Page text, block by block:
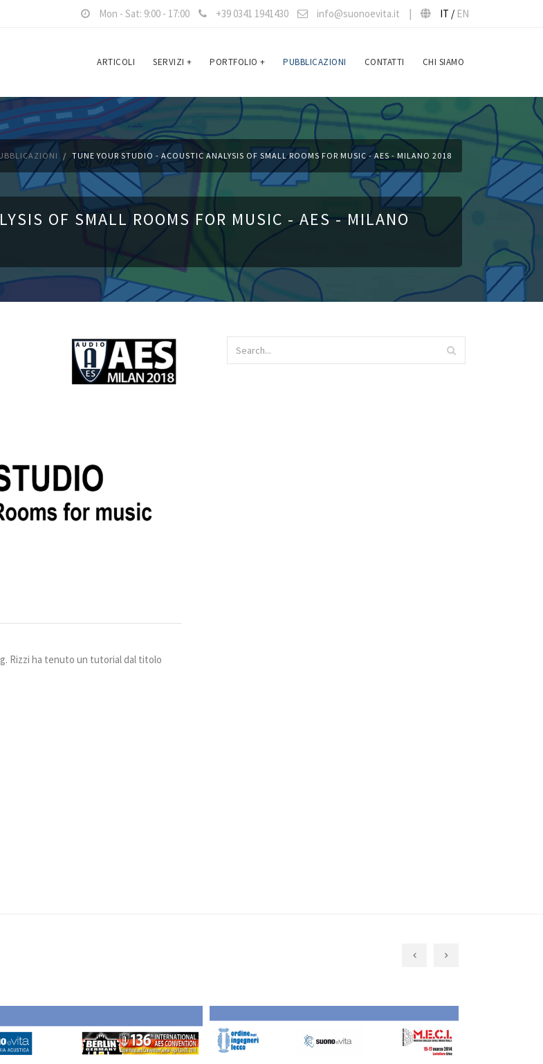
Mon - Sat: 9:00 - 17:00 +39 0341 1941430 info@suonoevita.it | IT / EN
ARTICOLI SERVIZI + PORTFOLIO + PUBBLICAZIONI CONTATTI CHI SIAMO
OF SMALL ROOMS FOR MUSIC - AES - MILANO
TUNE YOUR STUDIO - ACOUSTIC ANALYSIS OF SMALL ROOMS FOR MUSIC - AES - MILANO 2018
Rizzi ha tenuto un tutorial dal titolo